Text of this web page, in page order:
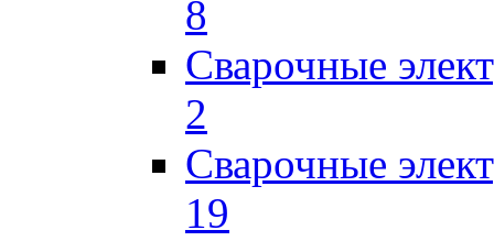
8
Сварочные
2
Сварочные
19